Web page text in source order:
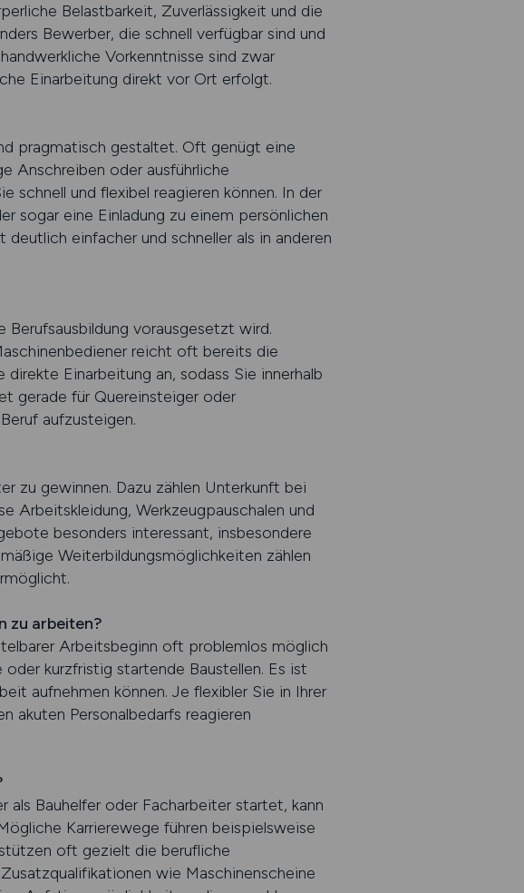
Belastbarkeit, Zuverlässigkeit und die
Bewerber, die schnell verfügbar sind und
Vorkenntnisse sind zwar
Einarbeitung direkt vor Ort erfolgt.
pragmatisch gestaltet. Oft genügt eine
Anschreiben oder ausführliche
schnell und flexibel reagieren können. In der
sogar eine Einladung zu einem persönlichen
einfacher und schneller als in anderen
vorausgesetzt wird.
reicht oft bereits die
Einarbeitung an, sodass Sie innerhalb
gerade für Quereinsteiger oder
aufzusteigen.
zu gewinnen. Dazu zählen Unterkunft bei
Arbeitskleidung, Werkzeugpauschalen und
besonders interessant, insbesondere
Weiterbildungsmöglichkeiten zählen
zu arbeiten?
Arbeitsbeginn oft problemlos möglich
kurzfristig startende Baustellen. Es ist
aufnehmen können. Je flexibler Sie in Ihrer
akuten Personalbedarfs reagieren
als Bauhelfer oder Facharbeiter startet, kann
Karrierewege führen beispielsweise
oft gezielt die berufliche
wie Maschinenscheine